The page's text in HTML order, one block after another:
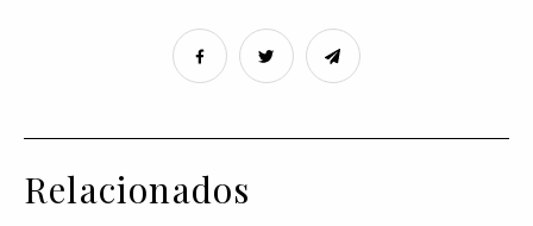
Relacionados